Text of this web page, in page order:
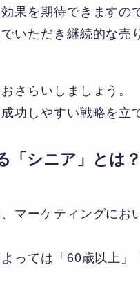
果を期待できますの
いただき継続的な売
さらいしましょう。
功しやすい戦略を立
「シニア」とは？
マーケティングにお
っては「60歳以上